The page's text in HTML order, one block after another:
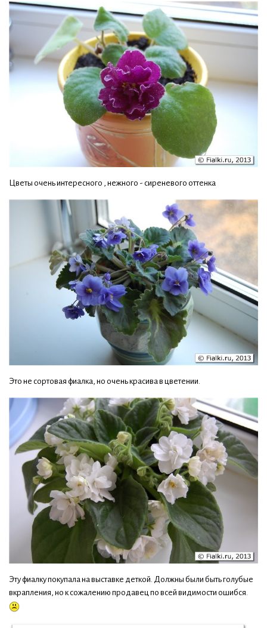
Цветы очень интересного , нежного - сиреневого оттенка
Это не сортовая фиалка, но очень красива в цветении.
Эту фиалку покупала на выставке деткой. Должны были быть голубые
вкрапления, но к сожалению продавец по всей видимости ошибся.